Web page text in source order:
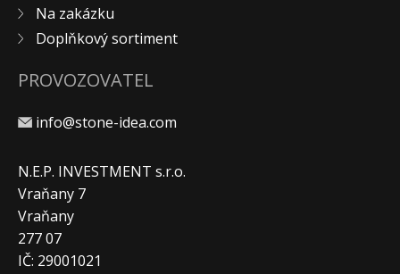
Na zakázku
Doplňkový sortiment
PROVOZOVATEL
info@stone-idea.com
N.E.P. INVESTMENT s.r.o.
Vraňany 7
Vraňany
277 07
IČ: 29001021